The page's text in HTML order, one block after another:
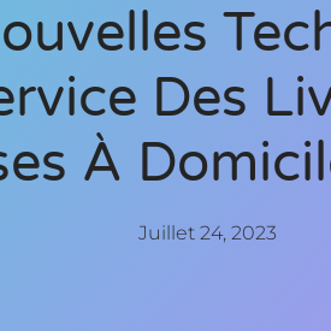
Des
À
Juillet 24, 2023